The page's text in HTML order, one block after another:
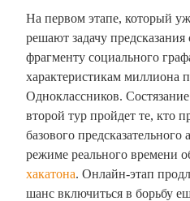
На первом этапе, который
решают задачу
фрагменту социального
характеристикам миллиона
Одноклассников.
второй тур пройдет те, кто
базового предсказательного
режиме реального времени
хакатона. Онлайн-этап
шанс включиться в борьбу